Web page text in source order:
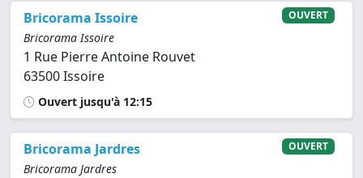
Bricorama Issoire
Bricorama Issoire
1 Rue Pierre Antoine Rouvet
63500 Issoire
OUVERT
Ouvert jusqu'à 12:15
Bricorama Jardres
Bricorama Jardres
OUVERT